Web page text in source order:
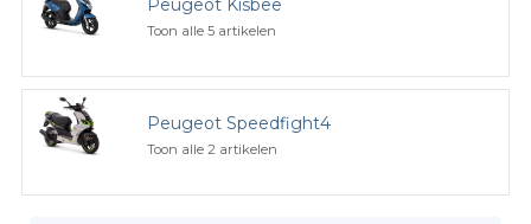
Peugeot Kisbee
Toon alle 5 artikelen
Peugeot Speedfight4
Toon alle 2 artikelen